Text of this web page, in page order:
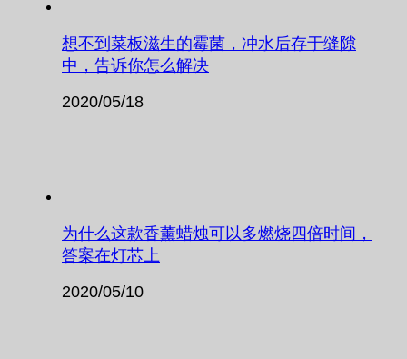
想不到菜板滋生的霉菌，冲水后存于缝隙
中，告诉你怎么解决
2020/05/18
为什么这款香薰蜡烛可以多燃烧四倍时间，
答案在灯芯上
2020/05/10